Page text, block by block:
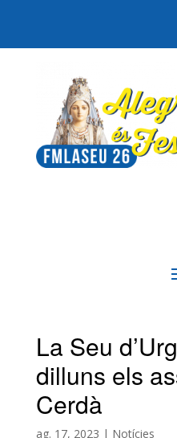
La Seu
dilluns els
Cerdà
ag. 17, 2023 | Notícies